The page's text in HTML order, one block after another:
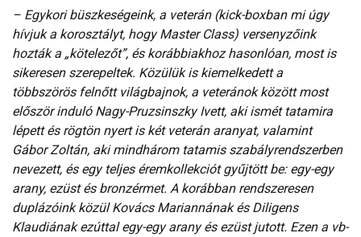
– Egykori büszkeségeink, a veterán (kick-boxban mi úgy
hívjuk a korosztályt, hogy Master Class) versenyzőink
hozták a „kötelezőt”, és korábbiakhoz hasonlóan, most is
sikeresen szerepeltek. Közülük is kiemelkedett a
többszörös felnőtt világbajnok, a veteránok között most
először induló Nagy-Pruzsinszky Ivett, aki ismét tatamira
lépett és rögtön nyert is két veterán aranyat, valamint
Gábor Zoltán, aki mindhárom tatamis szabályrendszerben
nevezett, és egy teljes éremkollekciót gyűjtött be: egy-egy
arany, ezüst és bronzérmet. A korábban rendszeresen
duplázóink közül Kovács Mariannának és Diligens
Klaudiának ezúttal egy-egy arany és ezüst jutott. Ezen a vb-